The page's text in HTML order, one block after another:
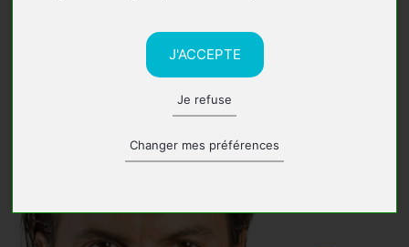
J'ACCEPTE
Je refuse
Changer mes préférences